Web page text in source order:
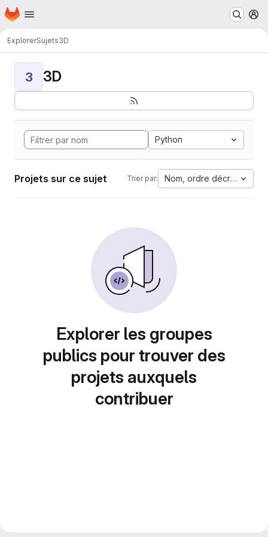
Passer au contenu principal
Page d'accueil
ExplorerSujets3D
3 3D
Python
Projets sur ce sujet Trier par: Nom, ordre décroissant
Explorer les groupes
publics pour trouver des
projets auxquels
contribuer